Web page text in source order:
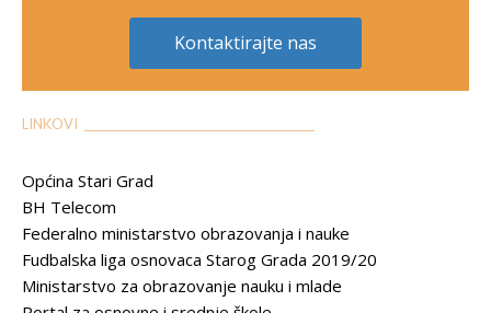
Kontaktirajte nas
LINKOVI __________________________________________
Općina Stari Grad
BH Telecom
Federalno ministarstvo obrazovanja i nauke
Fudbalska liga osnovaca Starog Grada 2019/20
Ministarstvo za obrazovanje nauku i mlade